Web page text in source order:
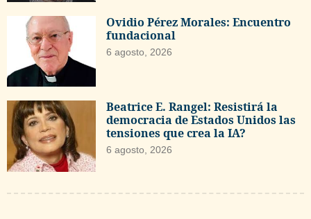
Ovidio Pérez Morales: Encuentro
fundacional
6 agosto, 2026
Beatrice E. Rangel: Resistirá la
democracia de Estados Unidos las
tensiones que crea la IA?
6 agosto, 2026